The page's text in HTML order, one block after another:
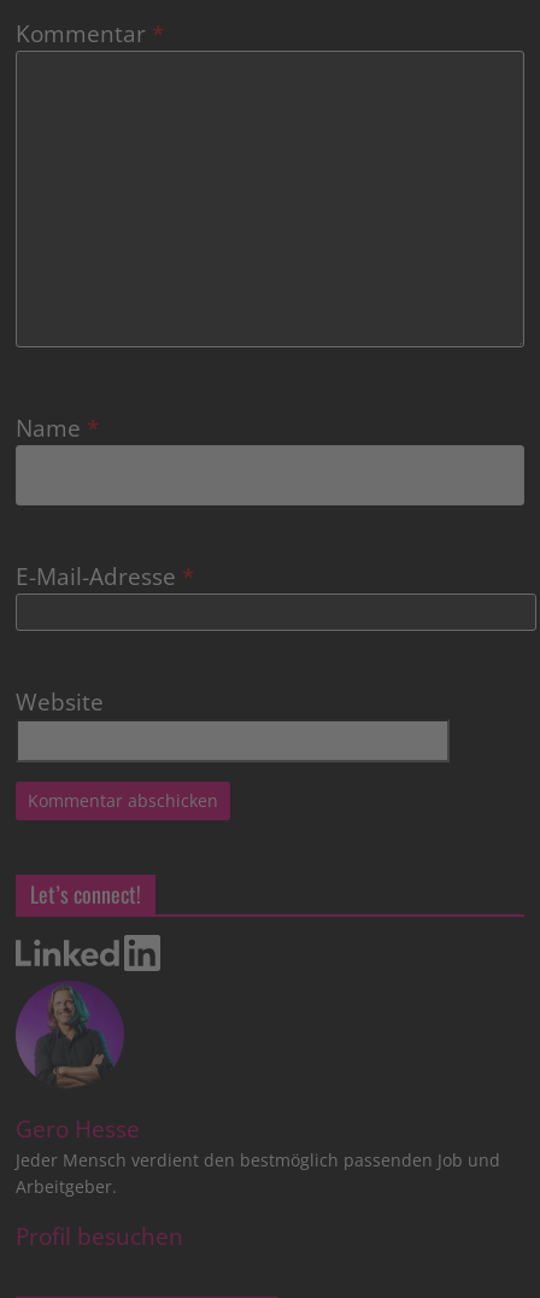
Kommentar *
Name *
E-Mail-Adresse *
Website
Let’s connect!
Gero Hesse
Jeder Mensch verdient den bestmöglich passenden Job und
Arbeitgeber.
Profil besuchen